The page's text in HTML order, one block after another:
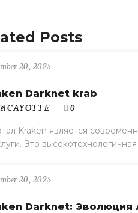
Posts
20, 2025
Darknet krab
CAYOTTE 0
Kraken является
Это
20, 2025
Darknet: Эволюция